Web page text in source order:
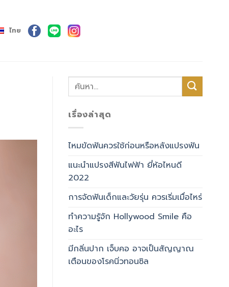
ไทย
เรื่องล่าสุด
ไหมขัดฟันควรใช้ก่อนหรือหลังแปรงฟัน
แนะนำแปรงสีฟันไฟฟ้า ยี่ห้อไหนดี
2022
การจัดฟันเด็กและวัยรุ่น ควรเริ่มเมื่อไหร่
ทำความรู้จัก Hollywood Smile คือ
อะไร
มีกลิ่นปาก เจ็บคอ อาจเป็นสัญญาณ
เตือนของโรคนิ่วทอนซิล